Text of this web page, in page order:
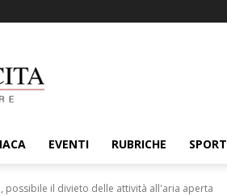
EVENTI RUBRICHE SPORT
possibile il divieto delle attività all'aria aperta